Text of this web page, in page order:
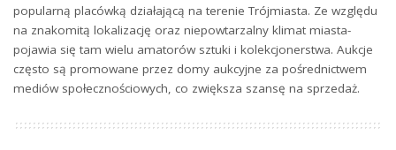
popularną placówką działającą na terenie Trójmiasta. Ze względu
na znakomitą lokalizację oraz niepowtarzalny klimat miasta-
pojawia się tam wielu amatorów sztuki i kolekcjonerstwa. Aukcje
często są promowane przez domy aukcyjne za pośrednictwem
mediów społecznościowych, co zwiększa szansę na sprzedaż.